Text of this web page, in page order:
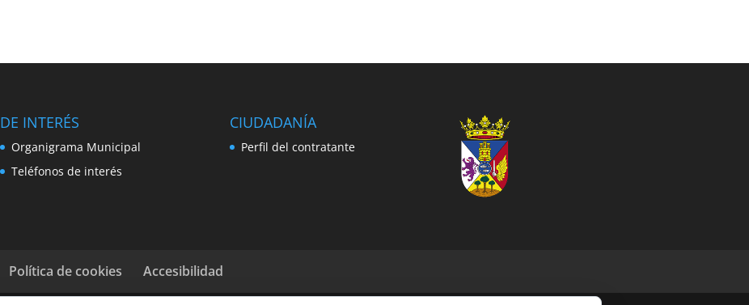
DE INTERÉS
Organigrama Municipal
Teléfonos de interés
CIUDADANÍA
Perfil del contratante
Política de cookies Accesibilidad